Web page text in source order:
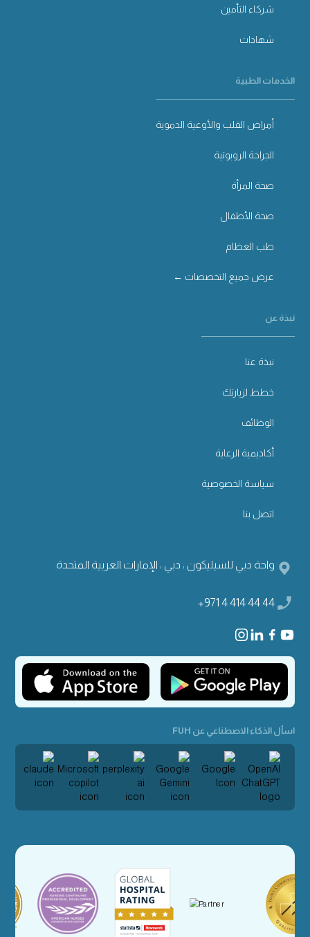
شركاء التأمين
شهادات
الخدمات الطبية
أمراض القلب والأوعية الدموية
الجراحة الروبوتية
صحة المرأة
صحة الأطفال
طب العظام
عرض جميع التخصصات ←
نبذة عن
نبذة عنا
خطط لزيارتك
الوظائف
أكاديمية الرعاية
سياسة الخصوصية
اتصل بنا
واحة دبي للسيليكون ، دبي ، الإمارات العربية المتحدة
+971 4 414 44 44
اسأل الذكاء الاصطناعي عن FUH